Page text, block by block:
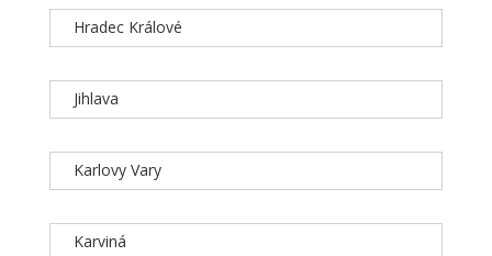
Hradec Králové
Jihlava
Karlovy Vary
Karviná